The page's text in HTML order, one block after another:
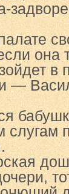
она
в
—